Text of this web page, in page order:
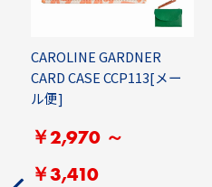
CAROLINE GARDNER
CARD CASE CCP113[メー
ル便]
￥2,970 ～
￥3,410